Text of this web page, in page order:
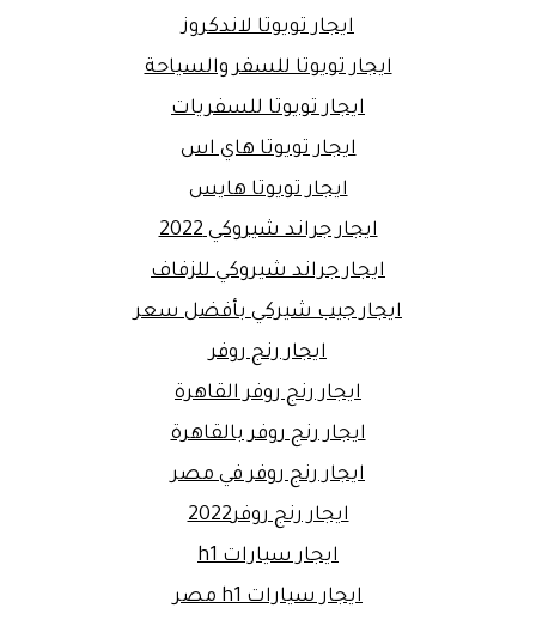
ايجار تويوتا لاندكروز
ايجار تويوتا للسفر والسياحة
ايجار تويوتا للسفريات
ايجار تويوتا هاي اس
ايجار تويوتا هايس
ايجار جراند شيروكي 2022
ايجار جراند شيروكي للزفاف
ايجار جيب شيركي بأفضل سعر
ايجار رنج روفر
ايجار رنج روفر القاهرة
ايجار رنج روفر بالقاهرة
ايجار رنج روفر في مصر
ايجار رنج روفر2022
ايجار سيارات h1
ايجار سيارات h1 مصر